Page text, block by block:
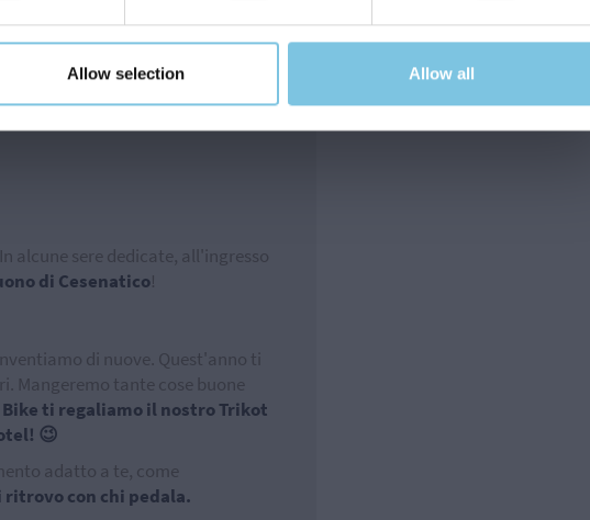
Allow selection Allow all
alcune sere dedicate, all'ingresso
di Cesenatico!
di nuove. Quest'anno ti
Mangeremo tante cose buone
ti regaliamo il nostro Trikot
😉
adatto a te, come
con chi pedala.